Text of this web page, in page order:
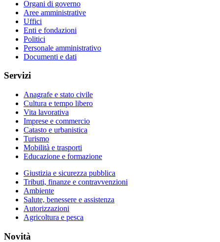
Organi di governo
Aree amministrative
Uffici
Enti e fondazioni
Politici
Personale amministrativo
Documenti e dati
Servizi
Anagrafe e stato civile
Cultura e tempo libero
Vita lavorativa
Imprese e commercio
Catasto e urbanistica
Turismo
Mobilità e trasporti
Educazione e formazione
Giustizia e sicurezza pubblica
Tributi, finanze e contravvenzioni
Ambiente
Salute, benessere e assistenza
Autorizzazioni
Agricoltura e pesca
Novità